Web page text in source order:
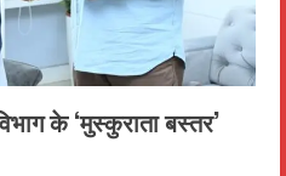
के ‘मुस्कुराता बस्तर’